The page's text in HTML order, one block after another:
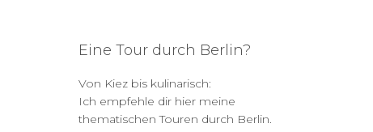
Eine Tour durch Berlin?
Von Kiez bis kulinarisch:
Ich empfehle dir hier meine
thematischen Touren durch Berlin.